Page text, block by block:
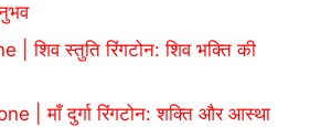
शिव स्तुति रिंगटोन: शिव भक्ति की
| माँ दुर्गा रिंगटोन: शक्ति और आस्था